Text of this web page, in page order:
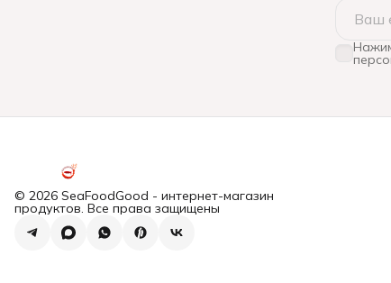
© 2026 SeaFoodGood - интернет-магазин
продуктов. Все права защищены